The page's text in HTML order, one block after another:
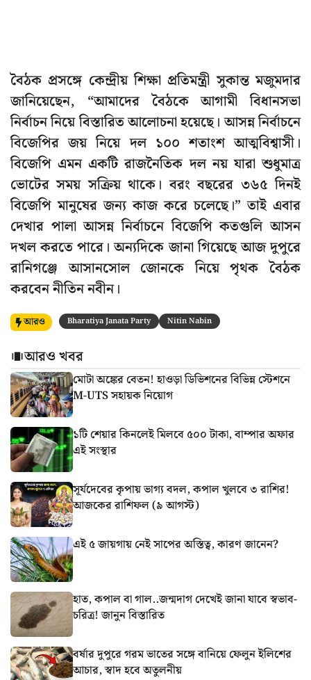
বৈঠক প্রসঙ্গে কেন্দ্রীয় শিক্ষা প্রতিমন্ত্রী সুকান্ত মজুমদার
জানিয়েছেন, “আমাদের বৈঠকে আগামী বিধানসভা
নির্বাচন নিয়ে বিস্তারিত আলোচনা হয়েছে। আসন্ন নির্বাচনে
বিজেপির জয় নিয়ে দল ১০০ শতাংশ আত্মবিশ্বাসী।
বিজেপি এমন একটি রাজনৈতিক দল নয় যারা শুধুমাত্র
ভোটের সময় সক্রিয় থাকে। বরং বছরের ৩৬৫ দিনই
বিজেপি মানুষের জন্য কাজ করে চলেছে।” তাই এবার
দেখার পালা আসন্ন নির্বাচনে বিজেপি কতগুলি আসন
দখল করতে পারে। অন্যদিকে জানা গিয়েছে আজ দুপুরে
রানিগঞ্জে আসানসোল জোনকে নিয়ে পৃথক বৈঠক
করবেন নীতিন নবীন।
আরও Bharatiya Janata Party Nitin Nabin
আরও খবর
মোটা অঙ্কের বেতন! হাওড়া ডিভিশনের বিভিন্ন স্টেশনে
M-UTS সহায়ক নিয়োগ
১টি শেয়ার কিনলেই মিলবে ৫০০ টাকা, বাম্পার অফার
এই সংস্থার
সূর্যদেবের কৃপায় ভাগ্য বদল, কপাল খুলবে ৩ রাশির!
আজকের রাশিফল (৯ আগস্ট)
এই ৫ জায়গায় নেই সাপের অস্তিত্ব, কারণ জানেন?
হাত, কপাল বা গাল..জন্মদাগ দেখেই জানা যাবে স্বভাব-
চরিত্র! জানুন বিস্তারিত
বর্ষার দুপুরে গরম ভাতের সঙ্গে বানিয়ে ফেলুন ইলিশের
আচার, স্বাদ হবে অতুলনীয়